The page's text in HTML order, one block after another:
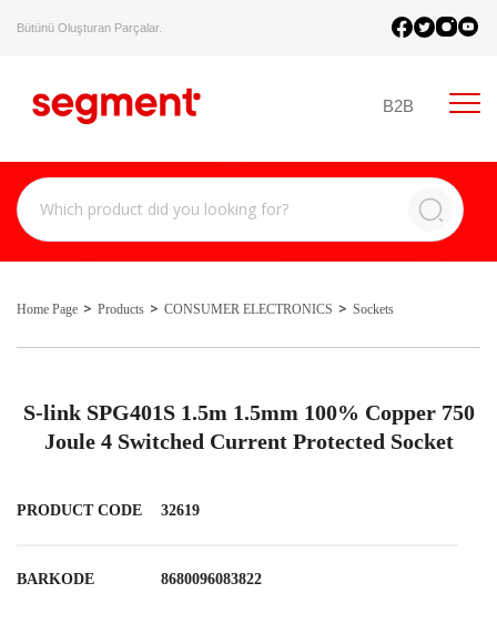
Bütünü Oluşturan Parçalar.
B2B
Home Page Products CONSUMER ELECTRONICS Sockets
S-link SPG401S 1.5m 1.5mm 100% Copper 750
Joule 4 Switched Current Protected Socket
PRODUCT CODE 32619
BARKODE 8680096083822